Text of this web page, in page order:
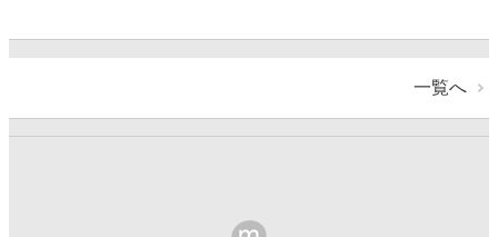
一覧へ